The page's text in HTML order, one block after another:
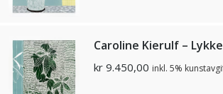
Caroline Kierulf –
kr 9.450,00 inkl. 5%